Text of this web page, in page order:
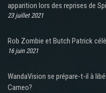
apparition lors des reprises de
23 juillet 2021
Rob Zombie et Butch Patrick
16 juin 2021
WandaVision se prépare-t-il à
Cameo?